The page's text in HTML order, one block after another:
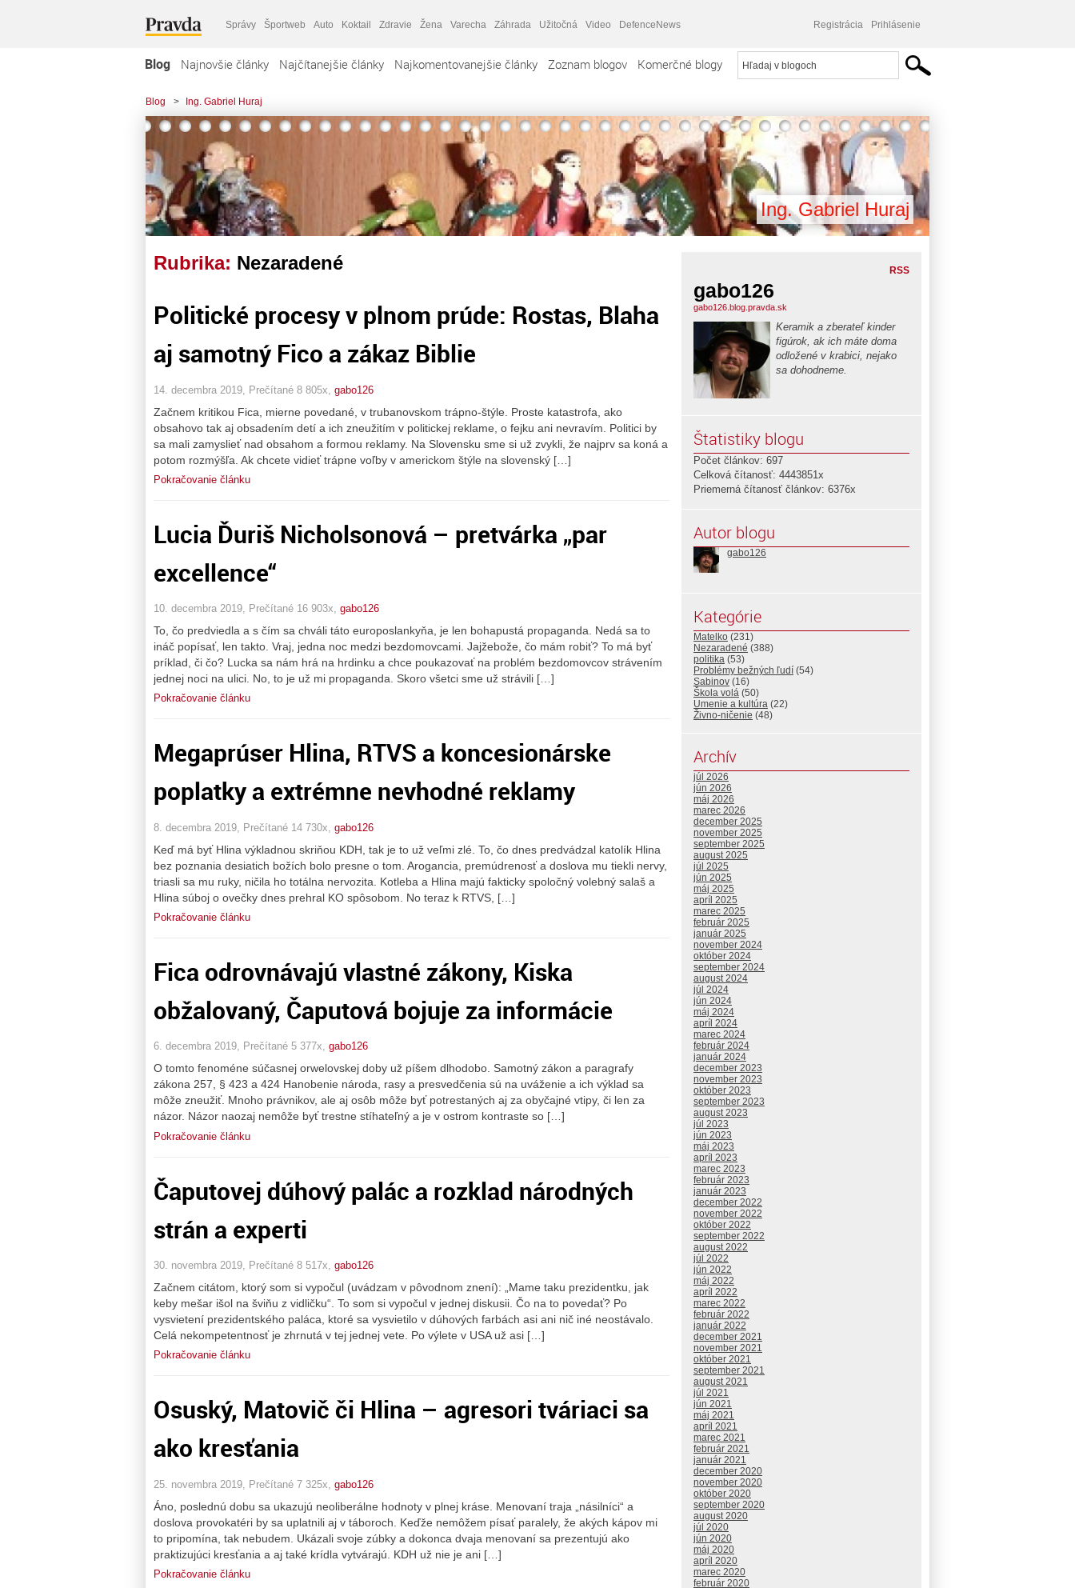
Správy Športweb Auto Koktail Zdravie Žena Varecha Záhrada Užitočná Video DefenceNews Registrácia Prihlásenie
Blog Najnovšie články Najčítanejšie články Najkomentovanejšie články Zoznam blogov Komerčné blogy
Blog > Ing. Gabriel Huraj
Ing. Gabriel Huraj
Rubrika: Nezaradené
Politické procesy v plnom prúde: Rostas, Blaha
aj samotný Fico a zákaz Biblie
14. decembra 2019, Prečítané 8 805x, gabo126
Začnem kritikou Fica, mierne povedané, v trubanovskom trápno-štýle. Proste katastrofa, ako
obsahovo tak aj obsadením detí a ich zneužitím v politickej reklame, o fejku ani nevravím. Politici by
sa mali zamyslieť nad obsahom a formou reklamy. Na Slovensku sme si už zvykli, že najprv sa koná a
potom rozmýšľa. Ak chcete vidieť trápne voľby v americkom štýle na slovenský […]
Pokračovanie článku
Lucia Ďuriš Nicholsonová – pretvárka „par
excellence“
10. decembra 2019, Prečítané 16 903x, gabo126
To, čo predviedla a s čím sa chváli táto europoslankyňa, je len bohapustá propaganda. Nedá sa to
ináč popísať, len takto. Vraj, jedna noc medzi bezdomovcami. Jajžebože, čo mám robiť? To má byť
príklad, či čo? Lucka sa nám hrá na hrdinku a chce poukazovať na problém bezdomovcov strávením
jednej noci na ulici. No, to je už mi propaganda. Skoro všetci sme už strávili […]
Pokračovanie článku
Megaprúser Hlina, RTVS a koncesionárske
poplatky a extrémne nevhodné reklamy
8. decembra 2019, Prečítané 14 730x, gabo126
Keď má byť Hlina výkladnou skriňou KDH, tak je to už veľmi zlé. To, čo dnes predvádzal katolík Hlina
bez poznania desiatich božích bolo presne o tom. Arogancia, premúdrenosť a doslova mu tiekli nervy,
triasli sa mu ruky, ničila ho totálna nervozita. Kotleba a Hlina majú fakticky spoločný volebný salaš a
Hlina súboj o ovečky dnes prehral KO spôsobom. No teraz k RTVS, […]
Pokračovanie článku
Fica odrovnávajú vlastné zákony, Kiska
obžalovaný, Čaputová bojuje za informácie
6. decembra 2019, Prečítané 5 377x, gabo126
O tomto fenoméne súčasnej orwelovskej doby už píšem dlhodobo. Samotný zákon a paragrafy
zákona 257, § 423 a 424 Hanobenie národa, rasy a presvedčenia sú na uváženie a ich výklad sa
môže zneužiť. Mnoho právnikov, ale aj osôb môže byť potrestaných aj za obyčajné vtipy, či len za
názor. Názor naozaj nemôže byť trestne stíhateľný a je v ostrom kontraste so […]
Pokračovanie článku
Čaputovej dúhový palác a rozklad národných
strán a experti
30. novembra 2019, Prečítané 8 517x, gabo126
Začnem citátom, ktorý som si vypočul (uvádzam v pôvodnom znení): „Mame taku prezidentku, jak
keby mešar išol na šviňu z vidličku“. To som si vypočul v jednej diskusii. Čo na to povedať? Po
vysvietení prezidentského paláca, ktoré sa vysvietilo v dúhových farbách asi ani nič iné neostávalo.
Celá nekompetentnosť je zhrnutá v tej jednej vete. Po výlete v USA už asi […]
Pokračovanie článku
Osuský, Matovič či Hlina – agresori tváriaci sa
ako kresťania
25. novembra 2019, Prečítané 7 325x, gabo126
Áno, poslednú dobu sa ukazujú neoliberálne hodnoty v plnej kráse. Menovaní traja „násilníci“ a
doslova provokatéri by sa uplatnili aj v táboroch. Keďže nemôžem písať paralely, že akých kápov mi
to pripomína, tak nebudem. Ukázali svoje zúbky a dokonca dvaja menovaní sa prezentujú ako
praktizujúci kresťania a aj také krídla vytvárajú. KDH už nie je ani […]
Pokračovanie článku
RSS
gabo126
gabo126.blog.pravda.sk
Keramik a zberateľ kinder
figúrok, ak ich máte doma
odložené v krabici, nejako
sa dohodneme.
Štatistiky blogu
Počet článkov: 697
Celková čítanosť: 4443851x
Priemerná čítanosť článkov: 6376x
Autor blogu
gabo126
Kategórie
Matelko (231)
Nezaradené (388)
politika (53)
Problémy bežných ľudí (54)
Sabinov (16)
Škola volá (50)
Umenie a kultúra (22)
Živno-ničenie (48)
Archív
júl 2026
jún 2026
máj 2026
marec 2026
december 2025
november 2025
september 2025
august 2025
júl 2025
jún 2025
máj 2025
apríl 2025
marec 2025
február 2025
január 2025
november 2024
október 2024
september 2024
august 2024
júl 2024
jún 2024
máj 2024
apríl 2024
marec 2024
február 2024
január 2024
december 2023
november 2023
október 2023
september 2023
august 2023
júl 2023
jún 2023
máj 2023
apríl 2023
marec 2023
február 2023
január 2023
december 2022
november 2022
október 2022
september 2022
august 2022
júl 2022
jún 2022
máj 2022
apríl 2022
marec 2022
február 2022
január 2022
december 2021
november 2021
október 2021
september 2021
august 2021
júl 2021
jún 2021
máj 2021
apríl 2021
marec 2021
február 2021
január 2021
december 2020
november 2020
október 2020
september 2020
august 2020
júl 2020
jún 2020
máj 2020
apríl 2020
marec 2020
február 2020